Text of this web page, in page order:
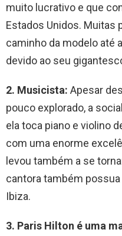
muito lucrativo e que
Estados Unidos. Muitas
caminho da modelo até
devido ao seu
2. Musicista: Apesar
pouco explorado, a
ela toca piano e violino
com uma enorme
levou também a se
cantora também
Ibiza.
3. Paris Hilton é uma